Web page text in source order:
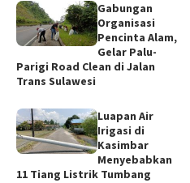
Gabungan
Organisasi
Pencinta Alam,
Gelar Palu-
Parigi Road Clean di Jalan
Trans Sulawesi
Luapan Air
Irigasi di
Kasimbar
Menyebabkan
11 Tiang Listrik Tumbang